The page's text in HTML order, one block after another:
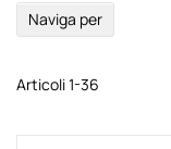
Articoli1-36
Naviga per